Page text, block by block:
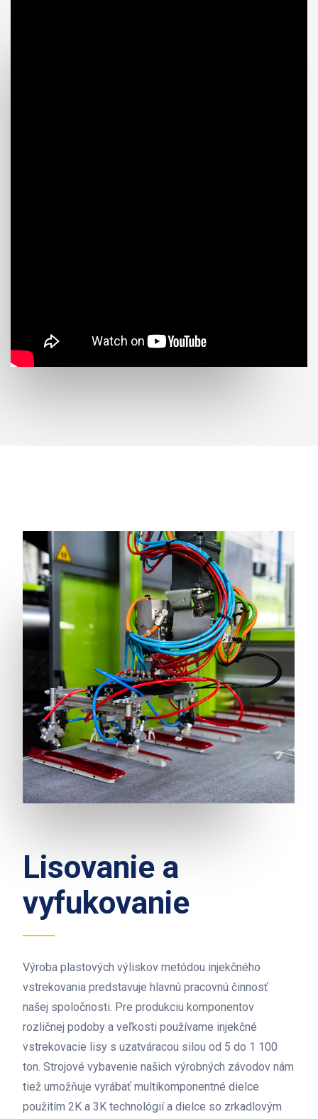
Lisovanie a
vyfukovanie
Výroba plastových výliskov metódou injekčného
vstrekovania predstavuje hlavnú pracovnú činnosť
našej spoločnosti. Pre produkciu komponentov
rozličnej podoby a veľkosti používame injekčné
vstrekovacie lisy s uzatváracou silou od 5 do 1 100
ton. Strojové vybavenie našich výrobných závodov nám
tiež umožňuje vyrábať multikomponentné dielce
použitím 2K a 3K technológií a dielce so zrkadlovým